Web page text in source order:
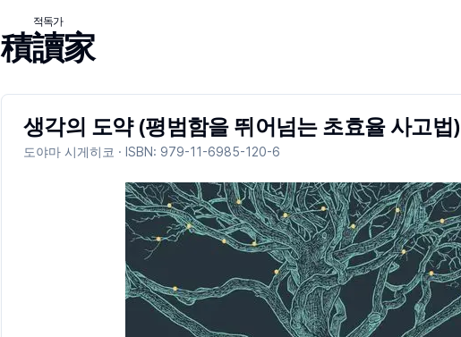
積讀家
적독가
생각의 도약 (평범함을 뛰어넘는 초효율 사고법)
도야마 시게히코 · ISBN: 979-11-6985-120-6